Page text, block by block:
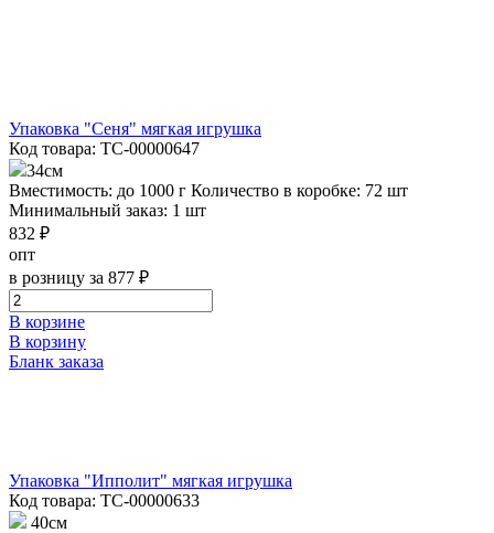
Упаковка "Сеня" мягкая игрушка
Код товара: ТС-00000647
34см
Вместимость: до 1000 г Количество в коробке: 72 шт
Минимальный заказ: 1 шт
832 ₽
опт
в розницу за 877 ₽
В корзине
В корзину
Бланк заказа
Упаковка "Ипполит" мягкая игрушка
Код товара: ТС-00000633
40см